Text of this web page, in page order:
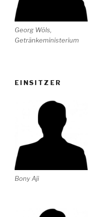
Georg Wöls,
Getränkeministerium
EINSITZER
Bony Aji